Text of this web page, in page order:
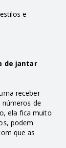
e
receber
de
ela fica muito
podem
que as